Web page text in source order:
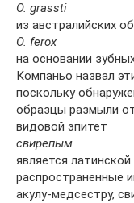
O. grassti
из австралийских
O. ferox
на основании
Компаньо назвал
поскольку
образцы размыли
видовой эпитет
свирепым
является
распространенные
акулу-медсестру,